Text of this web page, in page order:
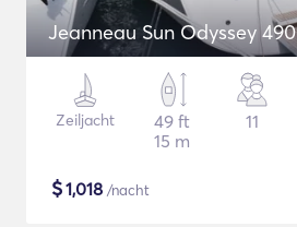
Jeanneau Sun Odyssey 490
Zeiljacht
49 ft
15 m
11
$1,018 /nacht